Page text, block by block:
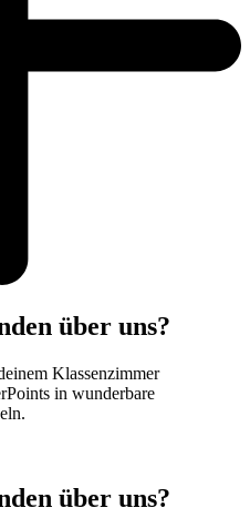
über uns?
Klassenzimmer
in wunderbare
über uns?